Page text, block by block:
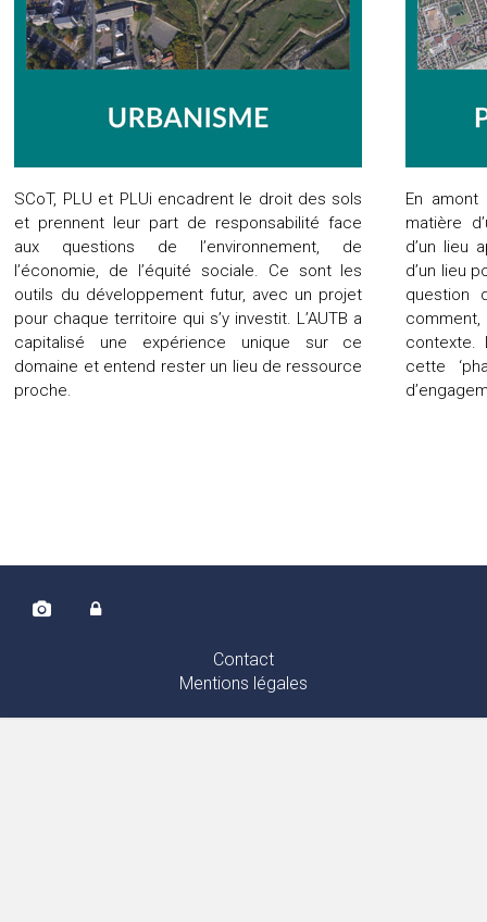
SCoT, PLU et PLUi encadrent le droit des sols
et prennent leur part de responsabilité face
aux questions de l’environnement, de
l’économie, de l’équité sociale. Ce sont les
outils du développement futur, avec un projet
pour chaque territoire qui s’y investit. L’AUTB a
capitalisé une expérience unique sur ce
domaine et entend rester un lieu de ressource
proche.
En
matière
d’un lieu
d’un lieu
question
contexte.
cette
Contact
Mentions légales